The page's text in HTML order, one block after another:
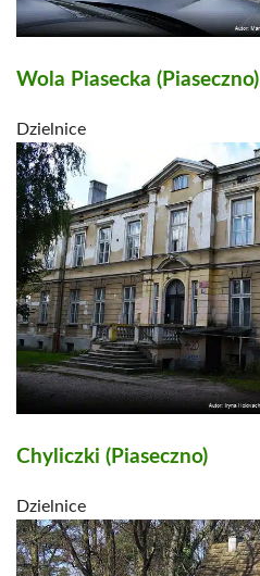
Wola Piasecka (Piaseczno)
Dzielnice
Chyliczki (Piaseczno)
Dzielnice